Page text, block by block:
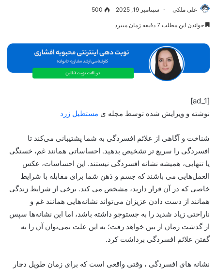
علی ملکی سپتامبر 19, 2025 500
خواندن این مطلب 7 دقیقه زمان میبرد
[ad_1]
نوشته و ویرایش شده توسط مجله ی مستطیل زرد
شناخت و آگاهی از علائم افسردگی به شما پشتیبانی می‌کند تا
افسردگی را سریع تر تشخیص بدهید. احساساتی همانند غم، خستگی
یا تنهایی، همیشه نشانه افسردگی نیستند. این احساسات، عکس
العمل‌هایی می باشند که جسم و ذهن شما برای مقابله با شرایط
خاصی که در آن قرار دارید، مشخص می کند. برخی از شرایط زندگی
همانند از دست دادن عزیزان می‌تواند نشانه‌هایی همانند غم و
ناراحتی زیاد شدید را به جستوجو داشته باشد، اما این نشانه‌ها سپس
از گذشت زمان از بین خواهد رفت؛ به این علت نمی‌توان آن را به
گفتن علائم افسردگی برداشت کرد.
نشانه های افسردگی ، وقتی واقعی است که برای زمان طویل دچار